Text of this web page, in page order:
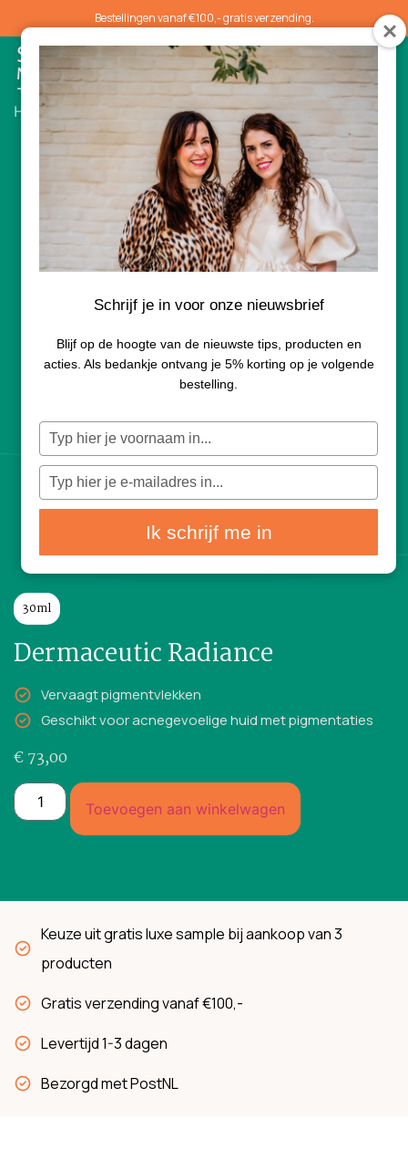
Bestellingen vanaf €100,- gratis verzending.
0
Home/ Serums/ Dermaceutic Radiance
30ml
Dermaceutic Radiance
Vervaagt pigmentvlekken
Geschikt voor acnegevoelige huid met pigmentaties
€73,00
Toevoegen aan winkelwagen
Keuze uit gratis luxe sample bij aankoop van 3
producten
Gratis verzending vanaf €100,-
Levertijd 1-3 dagen
Bezorgd met PostNL
Schrijf je in voor onze nieuwsbrief
Blijf op de hoogte van de nieuwste tips, producten en
acties. Als bedankje ontvang je 5% korting op je volgende
bestelling.
Typ
naam
in
Typ
e-
mailadres
Ik schrijf me in